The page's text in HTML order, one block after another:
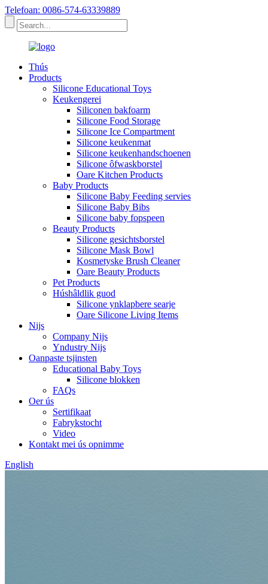
Telefoan: 0086-574-63339889
Thús
Products
Silicone Educational Toys
Keukengerei
Siliconen bakfoarm
Silicone Food Storage
Silicone Ice Compartment
Silicone keukenmat
Silicone keukenhandschoenen
Silicone ôfwaskborstel
Oare Kitchen Products
Baby Products
Silicone Baby Feeding servies
Silicone Baby Bibs
Silicone baby fopspeen
Beauty Products
Silicone gesichtsborstel
Silicone Mask Bowl
Kosmetyske Brush Cleaner
Oare Beauty Products
Pet Products
Húshâldlik guod
Silicone ynklapbere searje
Oare Silicone Living Items
Nijs
Company Nijs
Yndustry Nijs
Oanpaste tsjinsten
Educational Baby Toys
Silicone blokken
FAQs
Oer ús
Sertifikaat
Fabrykstocht
Video
Kontakt mei ús opnimme
English